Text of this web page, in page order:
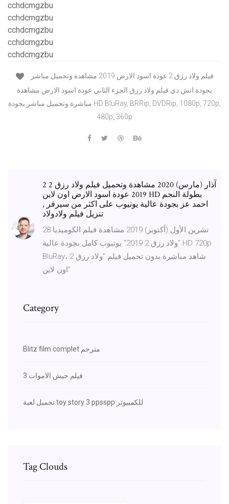
cchdcmgzbu
cchdcmgzbu
cchdcmgzbu
cchdcmgzbu
cchdcmgzbu
بجودة اتش دي فيلم ولاد رزق الجزء الثاني عودة اسود الارض مشاهدة
مباشرة وتحميل مباشر بجودة HD BluRay, BRRip, DVDRip, 1080p, 720p,
480p, 360p
2 آذار (مارس) 2020 مشاهدة وتحميل فيلم ولاد رزق 2
2019 عودة اسود الارض اون لاين HD بطولة النجم
احمد عز بجودة عالية يوتيوب على اكثر من سيرفر ,
28 تشرين الأول (أكتوبر) 2019 مشاهدة فيلم الكوميديا
"ولاد رزق 2 2019" يوتيوب كامل بجودة عالية HD 720p
BluRay، شاهد مباشرة بدون تحميل فيلم "ولاد رزق 2
"اون لاين
Category
Blitz film complet مترجم
فيلم جيش الاموات 3
تحميل لعبة toy story 3 ppsspp للكمبيوتر
Tag Clouds